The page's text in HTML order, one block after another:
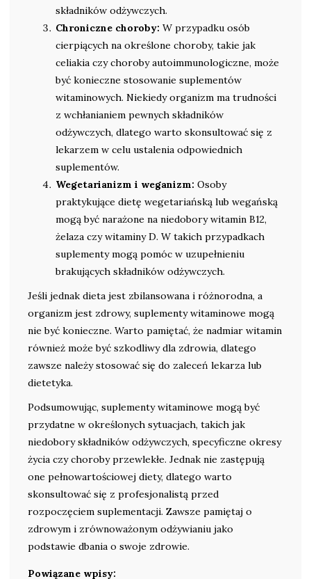
składników odżywczych.
Chroniczne choroby: W przypadku osób
cierpiących na określone choroby, takie jak
celiakia czy choroby autoimmunologiczne, może
być konieczne stosowanie suplementów
witaminowych. Niekiedy organizm ma trudności
z wchłanianiem pewnych składników
odżywczych, dlatego warto skonsultować się z
lekarzem w celu ustalenia odpowiednich
suplementów.
Wegetarianizm i weganizm: Osoby
praktykujące dietę wegetariańską lub wegańską
mogą być narażone na niedobory witamin B12,
żelaza czy witaminy D. W takich przypadkach
suplementy mogą pomóc w uzupełnieniu
brakujących składników odżywczych.
Jeśli jednak dieta jest zbilansowana i różnorodna, a
organizm jest zdrowy, suplementy witaminowe mogą
nie być konieczne. Warto pamiętać, że nadmiar witamin
również może być szkodliwy dla zdrowia, dlatego
zawsze należy stosować się do zaleceń lekarza lub
dietetyka.
Podsumowując, suplementy witaminowe mogą być
przydatne w określonych sytuacjach, takich jak
niedobory składników odżywczych, specyficzne okresy
życia czy choroby przewlekłe. Jednak nie zastępują
one pełnowartościowej diety, dlatego warto
skonsultować się z profesjonalistą przed
rozpoczęciem suplementacji. Zawsze pamiętaj o
zdrowym i zrównoważonym odżywianiu jako
podstawie dbania o swoje zdrowie.
Powiązane wpisy: